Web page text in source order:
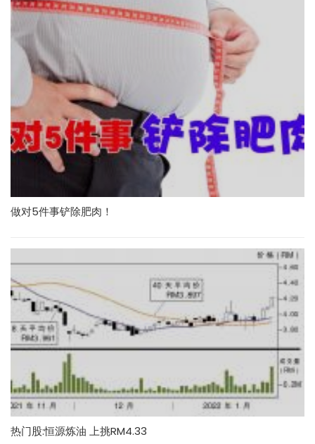
做对5件事铲除肥肉！
热门股:恒源炼油 上挑RM4.33